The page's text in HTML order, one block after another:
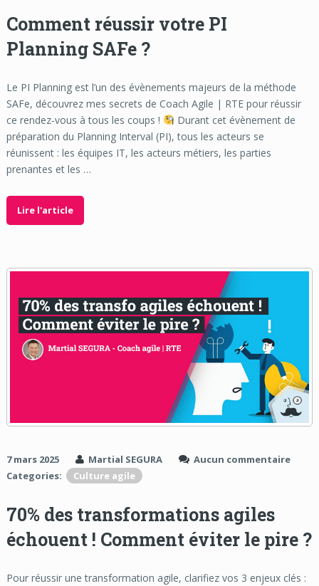
Comment réussir votre PI
Planning SAFe ?
Le PI Planning est l’un des évènements majeurs de la méthode
SAFe, découvrez mes secrets de Coach Agile | RTE pour réussir
ce rendez-vous à tous les coups !
Durant cet évènement de
préparation du Planning Interval (PI), tous les acteurs se
réunissent : les équipes IT, les acteurs métiers, les parties
prenantes et les …
Lire l'article
7 mars 2025 Martial SEGURA
Aucun commentaire
Categories:
Culture agile
70% des transformations agiles
échouent ! Comment éviter le pire ?
Pour réussir une transformation agile, clarifiez vos 3 enjeux clés :